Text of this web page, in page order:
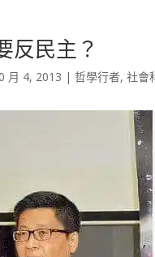
反民主？
月 4, 2013 |哲學行者,社會